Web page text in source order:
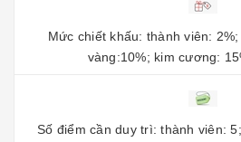
Mức chiết khấu: thành viên:
vàng:10%; kim cương:
Số điểm cần duy trì: thành viên: